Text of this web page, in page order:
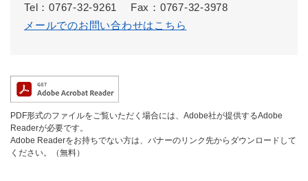
Tel：0767-32-9261
Fax：0767-32-3978
メールでのお問い合わせはこちら
PDF形式のファイルをご覧いただく場合には、Adobe社が提供するAdobe
Readerが必要です。
Adobe Readerをお持ちでない方は、バナーのリンク先からダウンロードして
ください。（無料）